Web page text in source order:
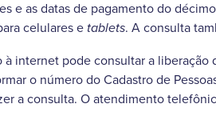
e as datas de pagamento do
celulares e tablets. A consulta
à internet pode consultar a
o número do Cadastro de
a consulta. O atendimento